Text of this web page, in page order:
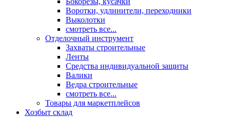
Воротки, удлинители, переходники
Выколотки
смотреть все...
Отделочный инструмент
Захваты строительные
Ленты
Средства индивидуальной защиты
Валики
Ведра строительные
смотреть все...
Товары для маркетплейсов
Хозбыт склад